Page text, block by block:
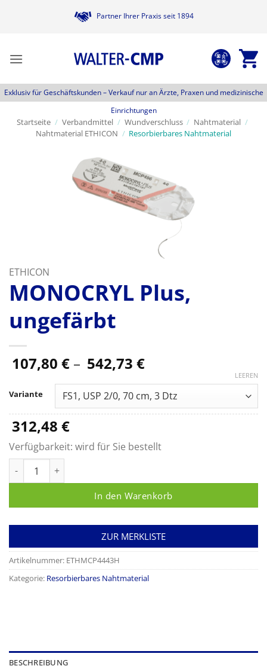
Partner Ihrer Praxis seit 1894
Exklusiv für Geschäftskunden –Verkauf nur an Ärzte, Praxen und medizinische
Einrichtungen
Startseite / Verbandmittel / Wundverschluss / Nahtmaterial /
Nahtmaterial ETHICON / Resorbierbares Nahtmaterial
ETHICON
MONOCRYL Plus,
ungefärbt
107,80 € – 542,73 €Preisspanne:
bis
542,73 €
Variante
LEEREN
312,48 €
Verfügbarkeit: wird für Sie bestellt
In den Warenkorb
ZUR MERKLISTE
Artikelnummer: ETHMCP4443H
Kategorie: Resorbierbares Nahtmaterial
BESCHREIBUNG